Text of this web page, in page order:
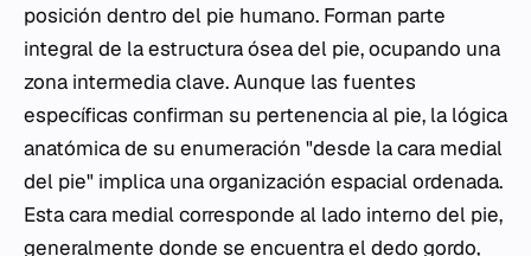
posición dentro del pie humano. Forman parte
integral de la estructura ósea del pie, ocupando una
zona intermedia clave. Aunque las fuentes
específicas confirman su pertenencia al pie, la lógica
anatómica de su enumeración "desde la cara medial
del pie" implica una organización espacial ordenada.
Esta cara medial corresponde al lado interno del pie,
generalmente donde se encuentra el dedo gordo,